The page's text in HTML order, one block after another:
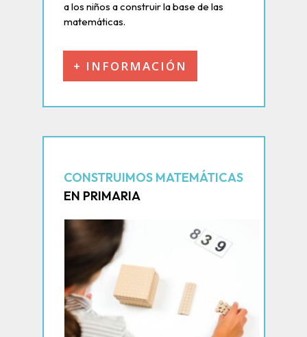
a los niños a construir la base de las
matemáticas.
+ INFORMACIÓN
CONSTRUIMOS MATEMÁTICAS
EN PRIMARIA